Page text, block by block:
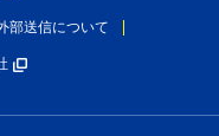
部送信について